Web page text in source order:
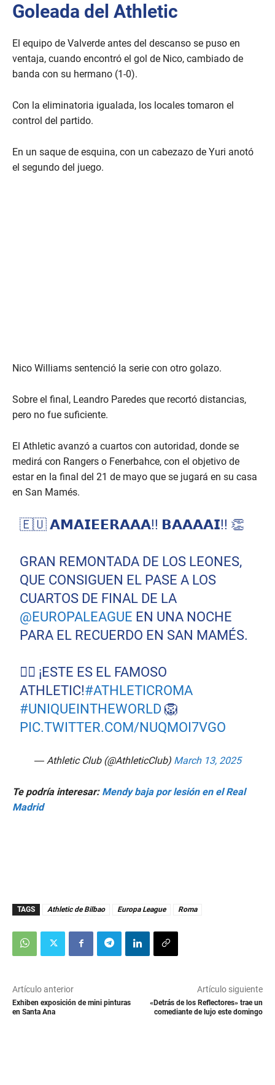
Goleada del Athletic
El equipo de Valverde antes del descanso se puso en
ventaja, cuando encontró el gol de Nico, cambiado de
banda con su hermano (1-0).
Con la eliminatoria igualada, los locales tomaron el
control del partido.
En un saque de esquina, con un cabezazo de Yuri anotó
el segundo del juego.
Nico Williams sentenció la serie con otro golazo.
Sobre el final, Leandro Paredes que recortó distancias,
pero no fue suficiente.
El Athletic avanzó a cuartos con autoridad, donde se
medirá con Rangers o Fenerbahce, con el objetivo de
estar en la final del 21 de mayo que se jugará en su casa
en San Mamés.
🇪🇺 𝗔𝗠𝗔𝗜𝗘𝗘𝗥𝗔𝗔𝗔!! 𝗕𝗔𝗔𝗔𝗔𝗜!! 👏
GRAN REMONTADA DE LOS LEONES,
QUE CONSIGUEN EL PASE A LOS
CUARTOS DE FINAL DE LA
@EUROPALEAGUE EN UNA NOCHE
PARA EL RECUERDO EN SAN MAMÉS.
✊🏼 ¡ESTE ES EL FAMOSO
ATHLETIC!#ATHLETICROMA
#UNIQUEINTHEWORLD 🦁
PIC.TWITTER.COM/NUQMOI7VGO
— Athletic Club (@AthleticClub) March 13, 2025
Te podría interesar: Mendy baja por lesión en el Real
Madrid
TAGS Athletic de Bilbao Europa League Roma
Artículo anterior
Exhiben exposición de mini pinturas
en Santa Ana
Artículo siguiente
«Detrás de los Reflectores» trae un
comediante de lujo este domingo